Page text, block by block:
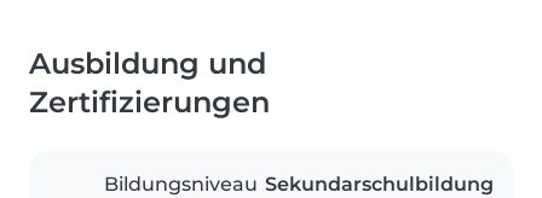
Ausbildung und
Zertifizierungen
Bildungsniveau Sekundarschulbildung